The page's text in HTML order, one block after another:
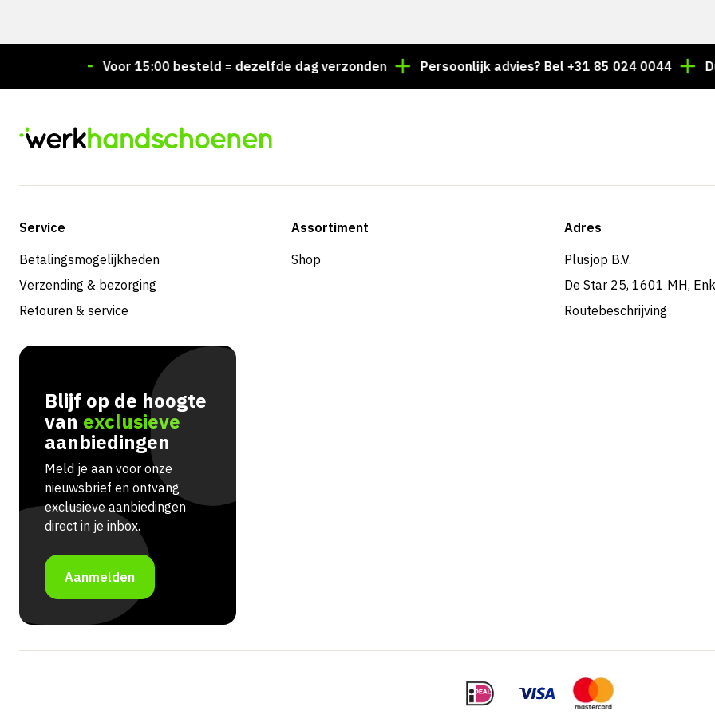
Voor 15:00 besteld = dezelfde dag verzonden Persoonlijk advies? Bel +31 85 024 0044
Service
Betalingsmogelijkheden
Verzending & bezorging
Retouren & service
Assortiment
Shop
Adres
Plusjop B.V.
De Star 25, 1601 MH,
Routebeschrijving
Blijf op de hoogte
van exclusieve
aanbiedingen
Meld je aan voor onze
nieuwsbrief en ontvang
exclusieve aanbiedingen
direct in je inbox.
Aanmelden